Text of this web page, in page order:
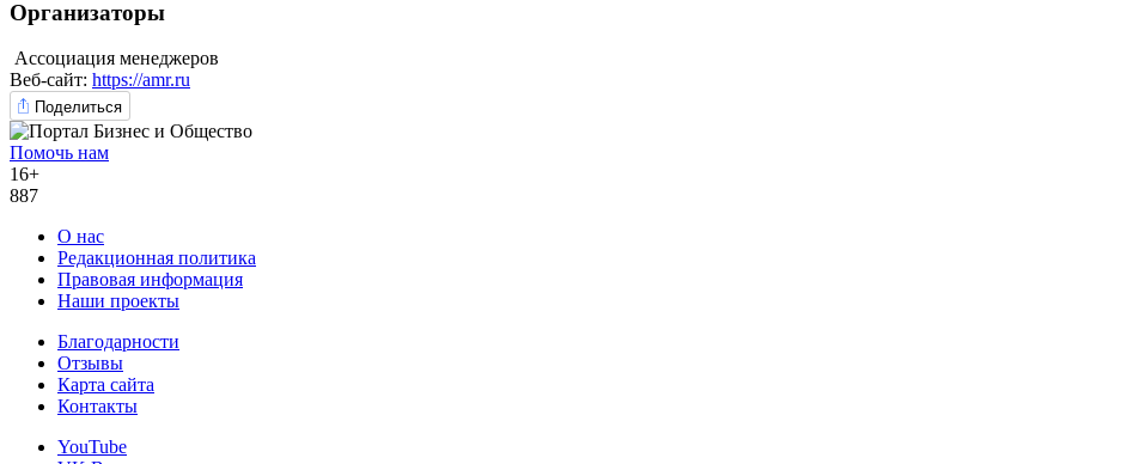
Организаторы
Ассоциация менеджеров
Веб-сайт: https://amr.ru
Поделиться
Помочь нам
16+
887
О нас
Редакционная политика
Правовая информация
Наши проекты
Благодарности
Отзывы
Карта сайта
Контакты
YouTube